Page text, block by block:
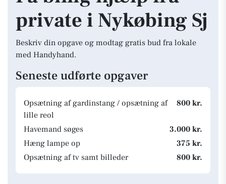
private i Nykøbing Sj
Beskriv din opgave og modtag gratis bud fra lokale
med Handyhand.
Seneste udførte opgaver
Opsætning af gardinstang / opsætning af
lille reol
800 kr.
Havemand søges
3.000 kr.
Hæng lampe op
375 kr.
Opsætning af tv samt billeder
800 kr.